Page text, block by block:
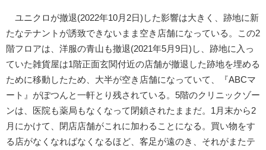
ユニクロが撤退(2022年10月2日)した影響は大きく、跡地に新
たなテナントが誘致できないまま空き店舗になっている。この2
階フロアは、洋服の青山も撤退(2021年5月9日)し、跡地に入っ
ていた雑貨屋は1階正面玄関付近の店舗が撤退した跡地を埋める
ために移動したため、大半が空き店舗になっていて、『ABCマ
ート』がぽつんと一軒とり残されている。5階のクリニックゾー
ンは、医院も薬局もなくなって閉鎖されたままだ。1月末から2
月にかけて、閉店店舗がこれに加わることになる。買い物をす
る店がなくなればなくなるほど、客足が遠のき、それがまたテ